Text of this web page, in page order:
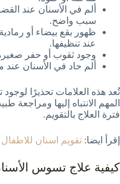
ألم في الأسنان عند
سبب واضح.
ظهور بقع بيضاء أو
عند تنظيفها.
وجود ثقوب أو حفر
ألم حاد في الأسنان
تُعد هذه العلامات تحذيرًا
المهم الانتباه إليها ومراجعة
فترة العلاج بالتقويم.
إقرأ ايضا: تقويم اسنان للاطفال
كيفية علاج تسوس الأسنان